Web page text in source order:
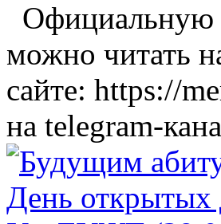
Официальную
можно читать
сайте: https://
на telegram-